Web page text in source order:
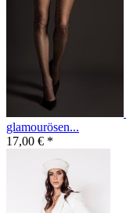
glamourösen...
17,00 € *